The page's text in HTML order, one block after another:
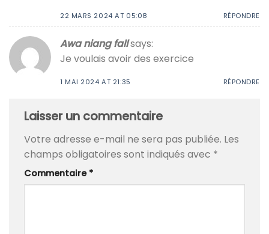
22 MARS 2024 AT 05:08 RÉPONDRE
Awa niang fallsays:
Je voulais avoir des exercice
1 MAI 2024 AT 21:35 RÉPONDRE
Laisser un commentaire
Votre adresse e-mail ne sera pas publiée. Les
champs obligatoires sont indiqués avec *
Commentaire *